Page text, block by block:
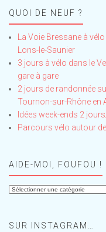
QUOI DE NEUF ?
La Voie Bressane à
Lons-le-Saunier
3 jours à vélo dans le
gare à gare
2 jours de randonnée
Tournon-sur-Rhône en
Idées week-ends 2
Parcours vélo autour
AIDE-MOI, FOUFOU !
Aide-
!SUR INSTAGRAM…